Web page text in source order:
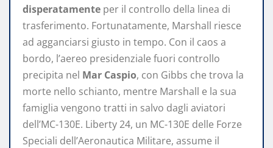
disperatamente per il controllo della linea di
trasferimento. Fortunatamente, Marshall riesce
ad agganciarsi giusto in tempo. Con il caos a
bordo, l’aereo presidenziale fuori controllo
precipita nel Mar Caspio, con Gibbs che trova la
morte nello schianto, mentre Marshall e la sua
famiglia vengono tratti in salvo dagli aviatori
dell’MC-130E. Liberty 24, un MC-130E delle Forze
Speciali dell’Aeronautica Militare, assume il